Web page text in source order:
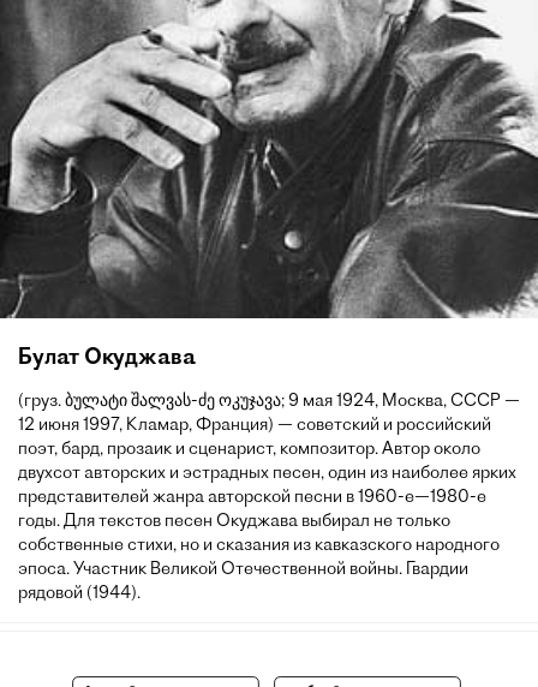
Булат Окуджава
(груз. ბულატი შალვას-ძე ოკუჯავა; 9 мая 1924, Москва, СССР —
12 июня 1997, Кламар, Франция) — советский и российский
поэт, бард, прозаик и сценарист, композитор. Автор около
двухсот авторских и эстрадных песен, один из наиболее ярких
представителей жанра авторской песни в 1960-е—1980-е
годы. Для текстов песен Окуджава выбирал не только
собственные стихи, но и сказания из кавказского народного
эпоса. Участник Великой Отечественной войны. Гвардии
рядовой (1944).